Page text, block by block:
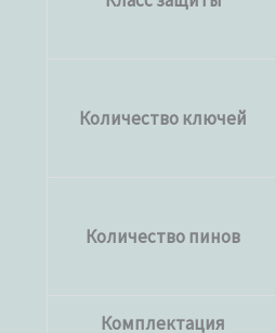
Количество ключей
Количество пинов
Комплектация